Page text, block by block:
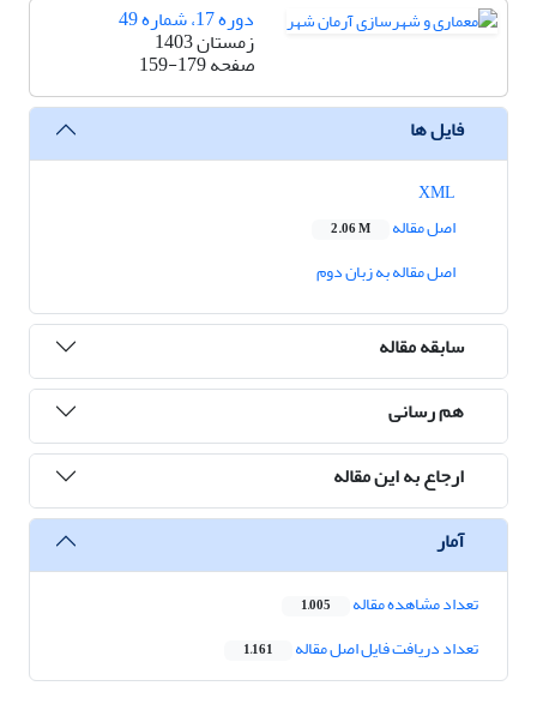
دوره 17، شماره 49
زمستان 1403
صفحه159-179
فایل ها
اصل مقاله
2.06 M
اصل مقاله به زبان دوم
سابقه مقاله
هم رسانی
ارجاع به این مقاله
آمار
تعداد مشاهده مقاله 1,005
تعداد دریافت فایل اصل مقاله 1,161